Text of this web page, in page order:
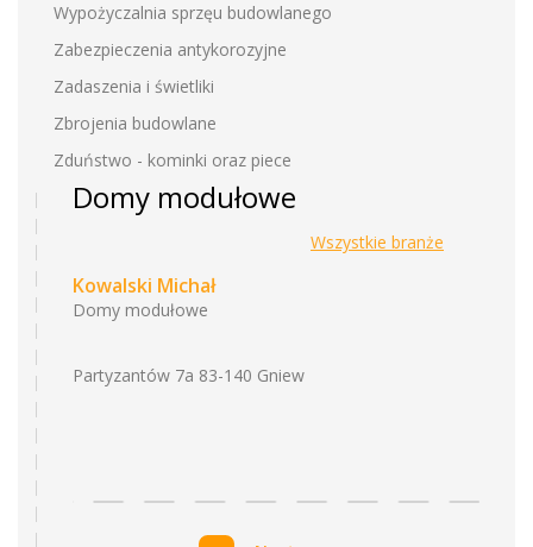
Wypożyczalnia sprzęu budowlanego
Zabezpieczenia antykorozyjne
Zadaszenia i świetliki
Zbrojenia budowlane
Zduństwo - kominki oraz piece
Domy modułowe
Wszystkie branże
Kowalski Michał
Domy modułowe
Partyzantów 7a 83-140 Gniew